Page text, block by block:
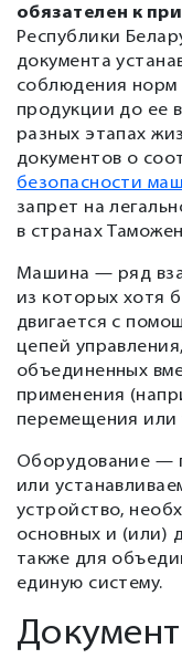
обязателен к
Республики
документа
соблюдения норм
продукции до ее
разных этапах
документов о
безопасности
запрет на
в странах
Машина — ряд
из которых хотя
двигается с
цепей
объединенных
применения
перемещения или
Оборудование —
или
устройство,
основных и (или)
также для
единую систему.